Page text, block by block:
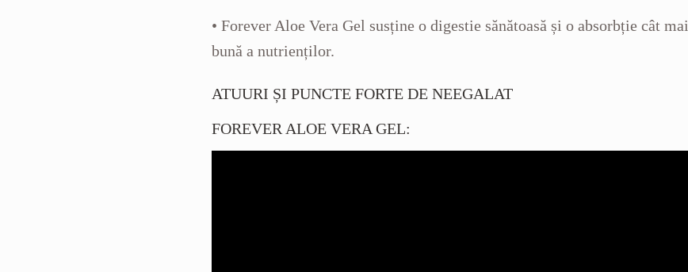
• Forever Aloe Vera Gel susține o digestie sănătoasă și o absorbție cât mai
bună a nutrienților.
ATUURI ȘI PUNCTE FORTE DE NEEGALAT
FOREVER ALOE VERA GEL: